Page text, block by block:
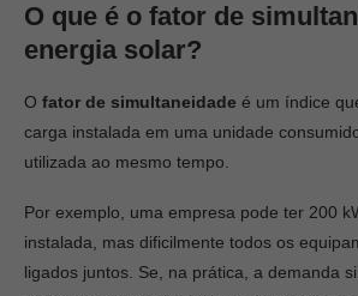
O que é o fator de
energia solar?
O fator de simultaneidade é um índice
carga instalada em uma unidade
utilizada ao mesmo tempo.
Por exemplo, uma empresa pode ter 200
instalada, mas dificilmente todos os
ligados juntos. Se, na prática, a demanda